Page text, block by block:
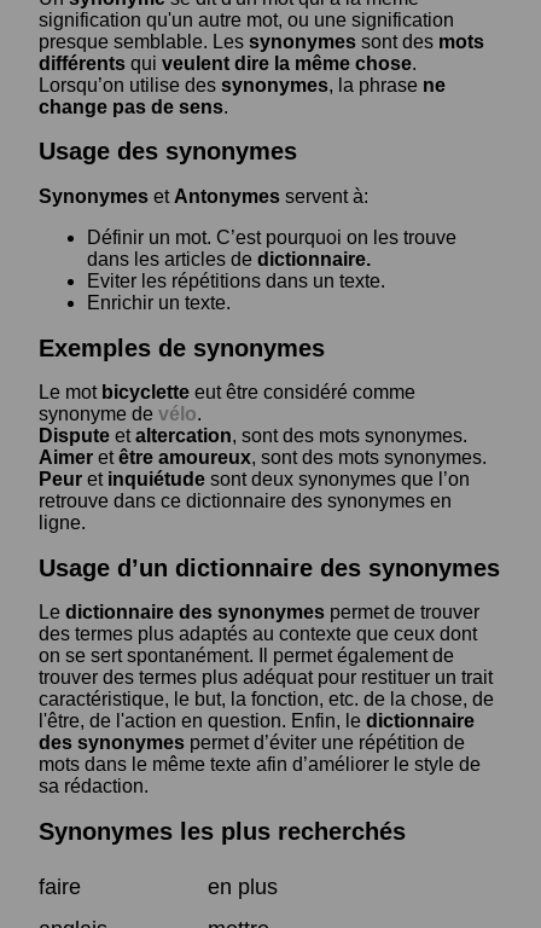
signification qu'un autre mot, ou une signification
presque semblable. Les synonymes sont des mots
différents qui veulent dire la même chose.
Lorsqu’on utilise des synonymes, la phrase ne
change pas de sens.
Usage des synonymes
Synonymes et Antonymes servent à:
Définir un mot. C’est pourquoi on les trouve
dans les articles de dictionnaire.
Eviter les répétitions dans un texte.
Enrichir un texte.
Exemples de synonymes
Le mot bicyclette eut être considéré comme
synonyme de vélo.
Dispute etaltercation, sont des mots synonymes.
Aimer etêtre amoureux, sont des mots synonymes.
Peur et inquiétude sont deux synonymes que l’on
retrouve dans ce dictionnaire des synonymes en
ligne.
Usage d’un dictionnaire des synonymes
Le dictionnaire des synonymes permet de trouver
des termes plus adaptés au contexte que ceux dont
on se sert spontanément. Il permet également de
trouver des termes plus adéquat pour restituer un trait
caractéristique, le but, la fonction, etc. de la chose, de
l'être, de l'action en question. Enfin, le dictionnaire
des synonymes permet d’éviter une répétition de
mots dans le même texte afin d’améliorer le style de
sa rédaction.
Synonymes les plus recherchés
faire
en plus